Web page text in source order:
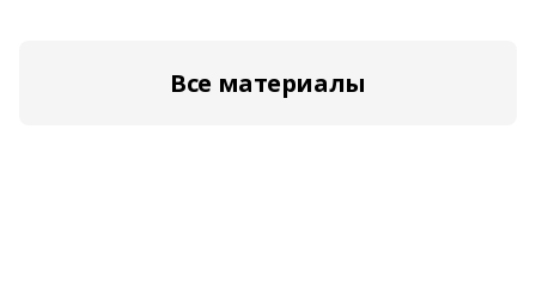
Все материалы